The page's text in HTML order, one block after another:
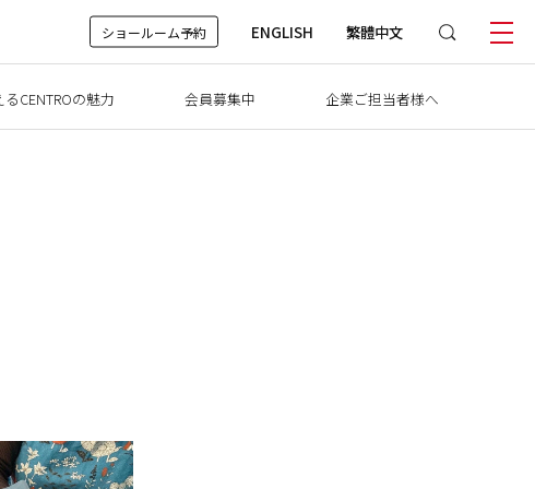
ショールーム予約 ENGLISH 繁體中文
CENTROの魅力 会員募集中 企業ご担当者様へ